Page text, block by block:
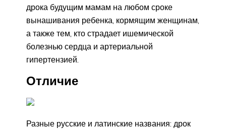
дрока будущим мамам на любом сроке
вынашивания ребенка, кормящим женщинам,
а также тем, кто страдает ишемической
болезнью сердца и артериальной
гипертензией.
Отличие
Разные русские и латинские названия: дрок